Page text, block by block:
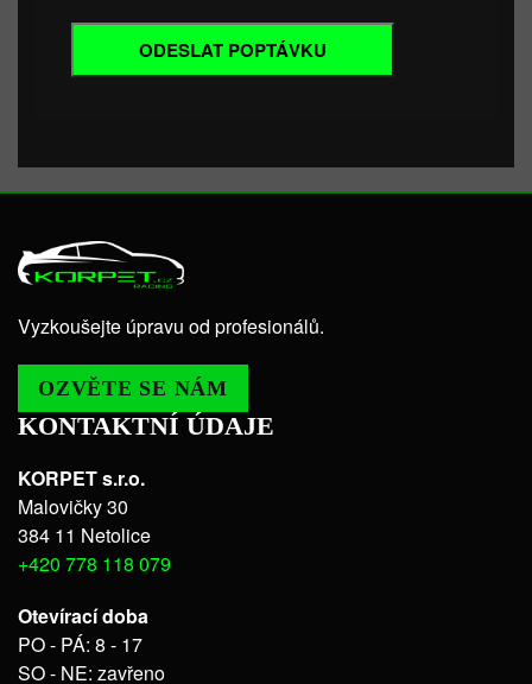
Vyzkoušejte úpravu od profesionálů.
OZVĚTE SE NÁM
KONTAKTNÍ ÚDAJE
KORPET s.r.o.
Malovičky 30
384 11 Netolice
+420 778 118 079
Otevírací doba
PO - PÁ: 8 - 17
SO - NE: zavřeno